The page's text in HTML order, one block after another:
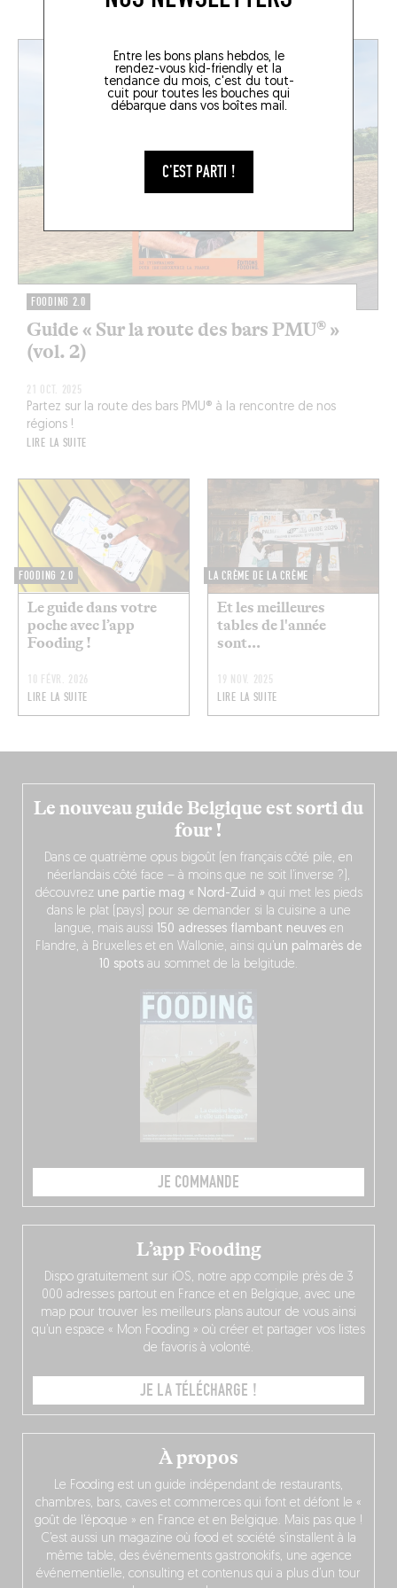
Entre les bons plans hebdos, le
rendez-vous kid-friendly et la
tendance du mois, c'est du tout-
cuit pour toutes les bouches qui
débarque dans vos boîtes mail.
C'EST PARTI !
EN CE MOMENT SUR LE FOODING
FOODING 2.0
Guide « Sur la route des bars PMU® »
(vol. 2)
21 OCT. 2025
Partez sur la route des bars PMU® à la rencontre de nos
régions !
LIRE LA SUITE
FOODING 2.0
Le guide dans votre
poche avec l’app
Fooding !
10 FÉVR. 2026
LIRE LA SUITE
LA CRÈME DE LA CRÈME
Et les meilleures
tables de l'année
sont...
19 NOV. 2025
LIRE LA SUITE
Le nouveau guide Belgique est sorti du
four !
Dans ce quatrième opus bigoût (en français côté pile, en
néerlandais côté face – à moins que ne soit l’inverse ?),
découvrez une partie mag « Nord-Zuid » qui met les pieds
dans le plat (pays) pour se demander si la cuisine a une
langue, mais aussi 150 adresses flambant neuvesen
Flandre, à Bruxelles et en Wallonie, ainsi qu’un palmarès de
10 spots au sommet de la belgitude.
JE COMMANDE
À propos
Le Fooding est un guide indépendant de restaurants,
chambres, bars, caves et commerces qui font et défont le «
goût de l’époque » en France et en Belgique. Mais pas que !
C’est aussi un magazine où food et société s’installent à la
même table, des événements gastronokifs, une agence
événementielle, consulting et contenus qui a plus d’un tour
L’app Fooding
Dispo gratuitement sur iOS, notre app compile près de 3
000 adresses partout en France et en Belgique, avec une
map pour trouver les meilleurs plans autour de vous ainsi
qu’un espace « Mon Fooding » où créer et partager vos listes
de favoris à volonté.
JE LA TÉLÉCHARGE !